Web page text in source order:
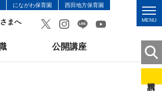
にながわ保育園 西田地方保育園
まへ MENU
公開講座